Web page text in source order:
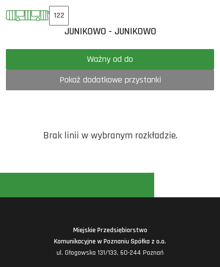
122
JUNIKOWO - JUNIKOWO
Ważny od do
Pokaż dodatkowe przystanki
Brak linii w wybranym rozkładzie.
Miejskie Przedsiębiorstwo
Komunikacyjne w Poznaniu Spółka z o.o.
ul. Głogowska 131/133, 60-244 Poznań